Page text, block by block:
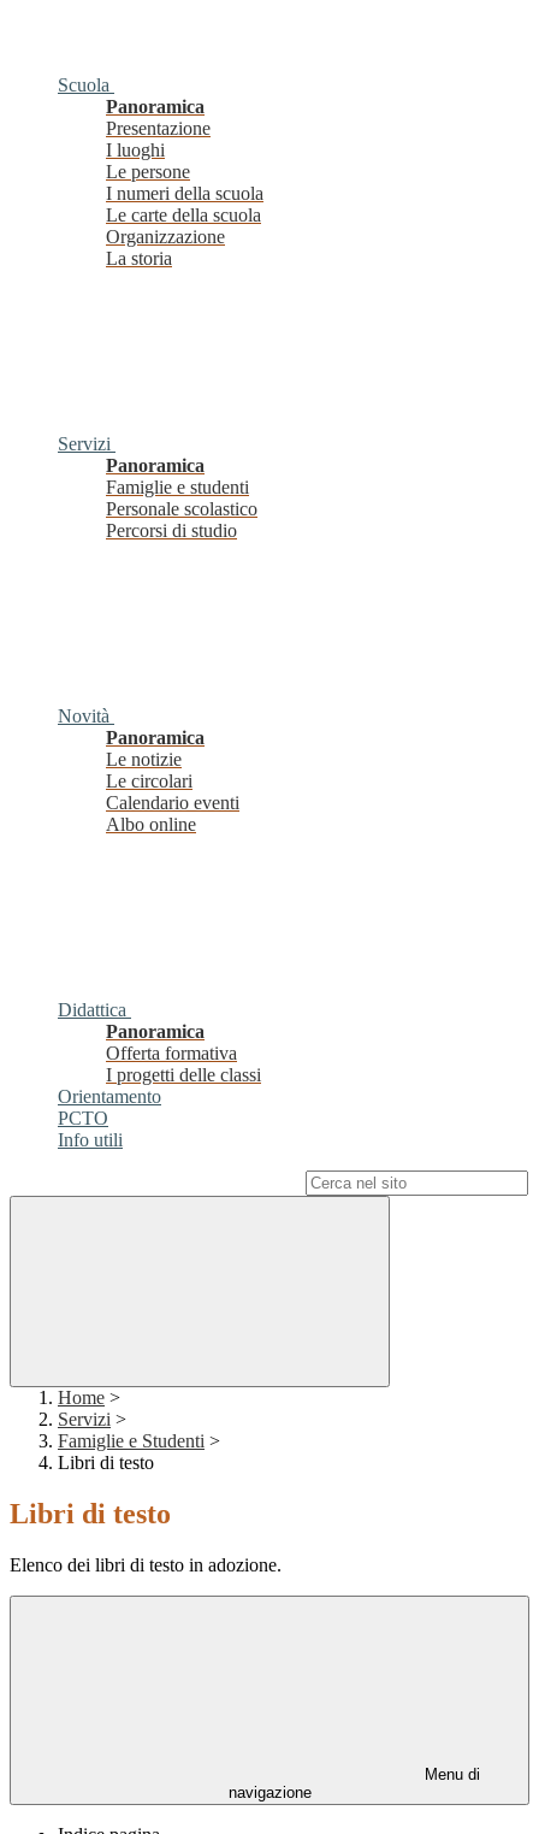
Scuola
Panoramica
Presentazione
I luoghi
Le persone
I numeri della scuola
Le carte della scuola
Organizzazione
La storia
Servizi
Panoramica
Famiglie e studenti
Personale scolastico
Percorsi di studio
Novità
Panoramica
Le notizie
Le circolari
Calendario eventi
Albo online
Didattica
Panoramica
Offerta formativa
I progetti delle classi
Orientamento
PCTO
Info utili
Home >
Servizi >
Famiglie e Studenti >
Libri di testo
Libri di testo
Elenco dei libri di testo in adozione.
Menu di
navigazione